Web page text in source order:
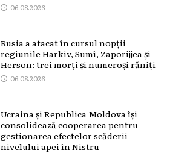
06.08.2026
Rusia a atacat în cursul nopții
regiunile Harkiv, Sumî, Zaporijjea și
Herson: trei morți și numeroși răniți
06.08.2026
Ucraina și Republica Moldova își
consolidează cooperarea pentru
gestionarea efectelor scăderii
nivelului apei în Nistru